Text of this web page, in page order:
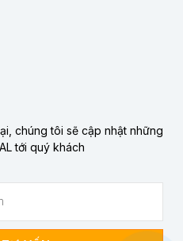
chúng tôi sẽ cập nhật những
tới quý khách